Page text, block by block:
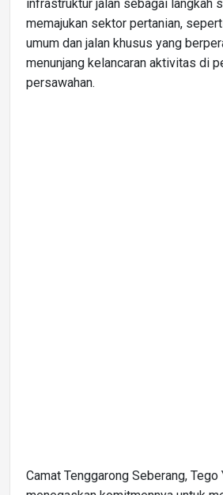
infrastruktur jalan sebagai langkah
memajukan sektor pertanian,
umum dan jalan khusus yang
menunjang kelancaran aktivitas di
persawahan.
Camat Tenggarong Seberang, Tego